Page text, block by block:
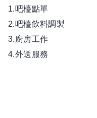
1.吧檯點單
2.吧檯飲料調製
3.廚房工作
4.外送服務